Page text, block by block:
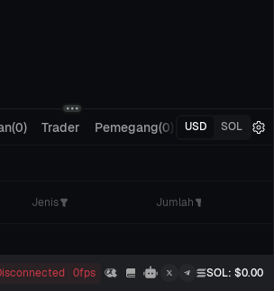
Trader Pemegang(0) Pelacakan(0)
USD SOL
Jenis Jumlah
0fps SOL: $0.00